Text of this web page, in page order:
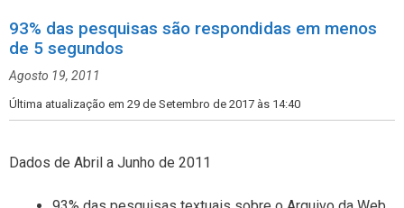
e
g
r
i
a
93% das pesquisas são respondidas em menos
de 5 segundos
Agosto 19, 2011
Última atualização em 29 de Setembro de 2017 às 14:40
Dados de Abril a Junho de 2011